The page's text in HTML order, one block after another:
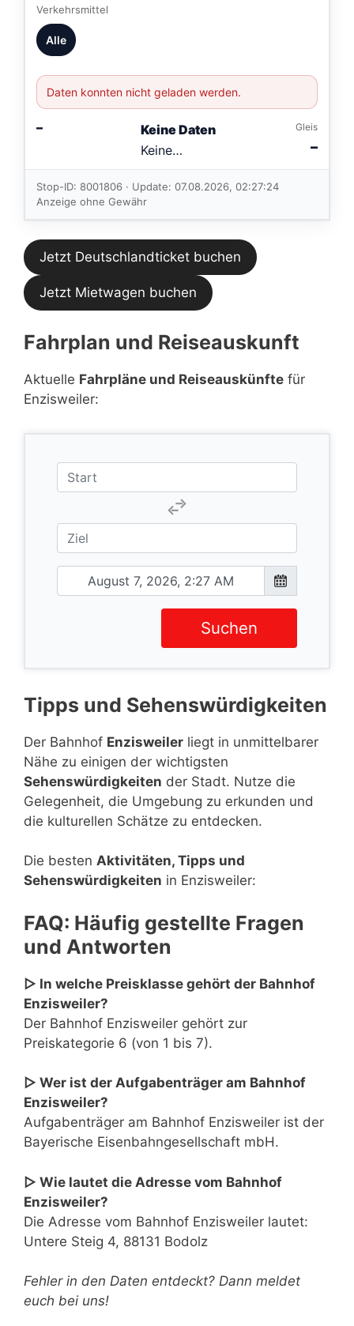
Verkehrsmittel
Alle
Daten konnten nicht geladen werden.
–
Keine Daten
Keine
Verbindungen
im aktuellen
Feed.
Gleis
–
Stop-ID: 8001806 · Update: 07.08.2026, 02:27:24
Anzeige ohne Gewähr
Jetzt Deutschlandticket buchen
Jetzt Mietwagen buchen
Fahrplan und Reiseauskunft
Aktuelle Fahrpläne und Reiseauskünfte für
Enzisweiler:
Suchen
Tipps und Sehenswürdigkeiten
Der Bahnhof Enzisweiler liegt in unmittelbarer
Nähe zu einigen der wichtigsten
Sehenswürdigkeiten der Stadt. Nutze die
Gelegenheit, die Umgebung zu erkunden und
die kulturellen Schätze zu entdecken.
Die besten Aktivitäten, Tipps und
Sehenswürdigkeiten in Enzisweiler:
FAQ: Häufig gestellte Fragen
und Antworten
▷ In welche Preisklasse gehört der Bahnhof
Enzisweiler?
Der Bahnhof Enzisweiler gehört zur
Preiskategorie 6 (von 1 bis 7).
▷ Wer ist der Aufgabenträger am Bahnhof
Enzisweiler?
Aufgabenträger am Bahnhof Enzisweiler ist der
Bayerische Eisenbahngesellschaft mbH.
▷ Wie lautet die Adresse vom Bahnhof
Enzisweiler?
Die Adresse vom Bahnhof Enzisweiler lautet:
Untere Steig 4, 88131 Bodolz
Fehler in den Daten entdeckt? Dann meldet
euch bei uns!